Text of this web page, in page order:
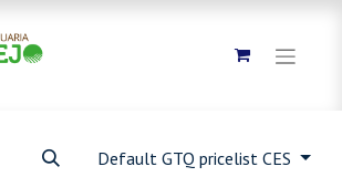
Default GTQ pricelist CES